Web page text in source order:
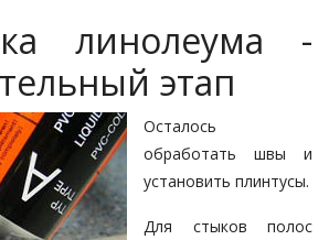
линолеума -
этап
Осталось
обработать швы и
установить плинтусы.
Для стыков полос